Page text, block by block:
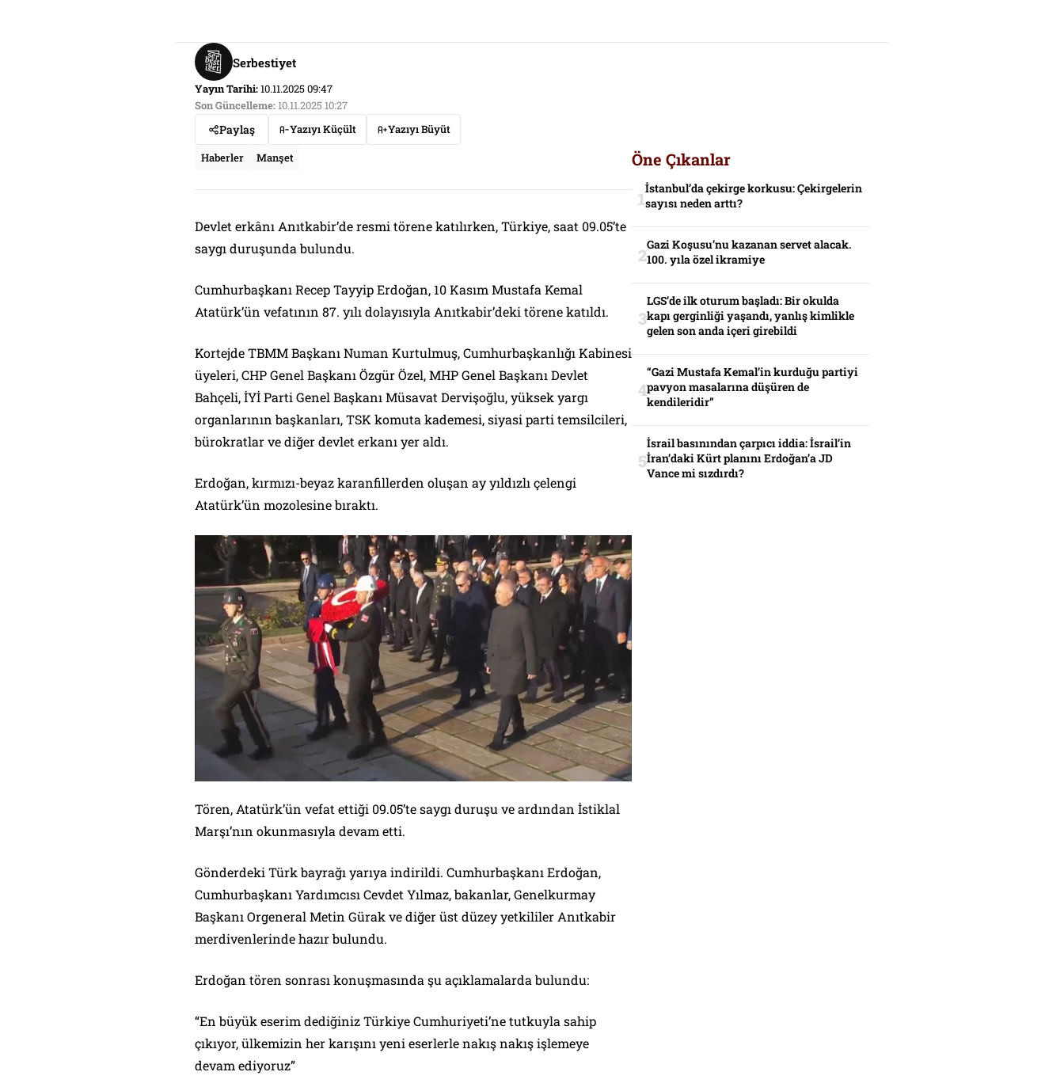
Serbestiyet
Yayın Tarihi:10.11.2025 09:47
Son Güncelleme: 10.11.2025 10:27
Paylaş Yazıyı Küçült
Yazıyı Büyüt
Haberler
Manşet
Devlet erkânı Anıtkabir’de resmi törene katılırken, Türkiye, saat 09.05’te
saygı duruşunda bulundu.
Cumhurbaşkanı Recep Tayyip Erdoğan, 10 Kasım Mustafa Kemal
Atatürk’ün vefatının 87. yılı dolayısıyla Anıtkabir’deki törene katıldı.
Kortejde TBMM Başkanı Numan Kurtulmuş, Cumhurbaşkanlığı Kabinesi
üyeleri, CHP Genel Başkanı Özgür Özel, MHP Genel Başkanı Devlet
Bahçeli, İYİ Parti Genel Başkanı Müsavat Dervişoğlu, yüksek yargı
organlarının başkanları, TSK komuta kademesi, siyasi parti temsilcileri,
bürokratlar ve diğer devlet erkanı yer aldı.
Erdoğan, kırmızı-beyaz karanfillerden oluşan ay yıldızlı çelengi
Atatürk’ün mozolesine bıraktı.
Tören, Atatürk’ün vefat ettiği 09.05’te saygı duruşu ve ardından İstiklal
Marşı’nın okunmasıyla devam etti.
Gönderdeki Türk bayrağı yarıya indirildi. Cumhurbaşkanı Erdoğan,
Cumhurbaşkanı Yardımcısı Cevdet Yılmaz, bakanlar, Genelkurmay
Başkanı Orgeneral Metin Gürak ve diğer üst düzey yetkililer Anıtkabir
merdivenlerinde hazır bulundu.
Erdoğan tören sonrası konuşmasında şu açıklamalarda bulundu:
“En büyük eserim dediğiniz Türkiye Cumhuriyeti’ne tutkuyla sahip
çıkıyor, ülkemizin her karışını yeni eserlerle nakış nakış işlemeye
devam ediyoruz”
Öne Çıkanlar
İstanbul’da çekirge korkusu: Çekirgelerin
sayısı neden arttı?
Gazi Koşusu’nu kazanan servet alacak.
100. yıla özel ikramiye
LGS’de ilk oturum başladı: Bir okulda
kapı gerginliği yaşandı, yanlış kimlikle
gelen son anda içeri girebildi
“Gazi Mustafa Kemal’in kurduğu partiyi
pavyon masalarına düşüren de
kendileridir”
İsrail basınından çarpıcı iddia: İsrail’in
İran’daki Kürt planını Erdoğan’a JD
Vance mi sızdırdı?